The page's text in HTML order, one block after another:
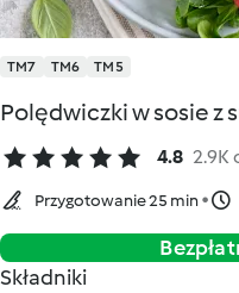
TM7 TM6 TM5
Polędwiczki w sosie
4.8 2.9K
Przygotowanie 25 min
Składniki